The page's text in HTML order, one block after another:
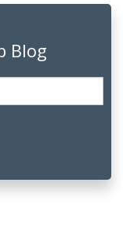
Blog